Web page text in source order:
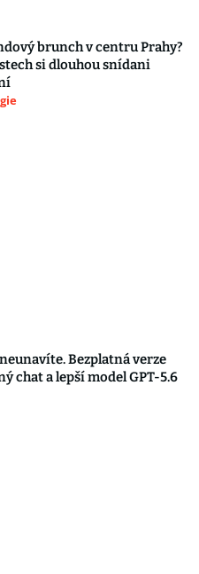
brunch v centru Prahy?
si dlouhou snídani
Bezplatná verze
chat a lepší model GPT-5.6